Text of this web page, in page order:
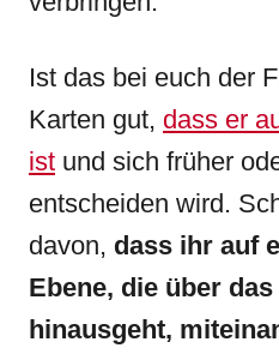
Ist das bei euch der
Karten gut, dass er
ist und sich früher
entscheiden wird.
davon, dass ihr auf
Ebene, die über
hinausgeht,